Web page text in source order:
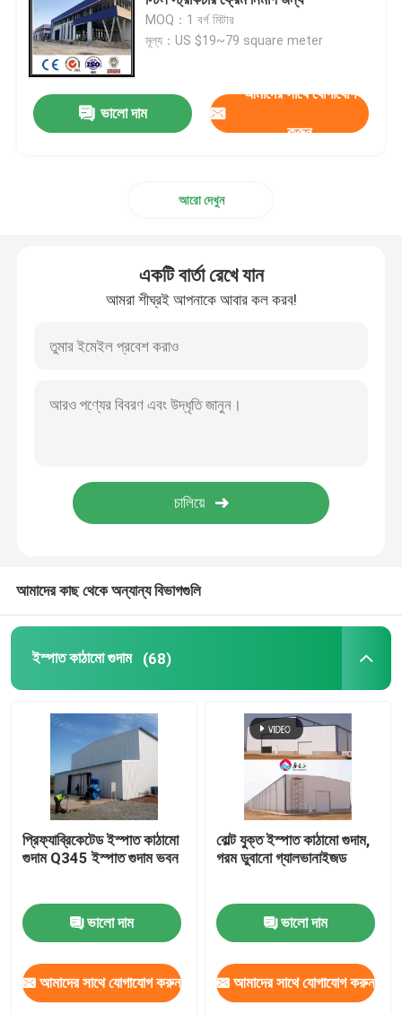
স্টিল স্ট্রাকচার ওয়ার্কশপ
ইস্পাত স্ট্রাকচার বিল্ডিং
ইস্পাত ফ্রেম অফিস বিল্ডিং
ইস্পাত কাঠামোগত উপাদান
MOQ：1 বর্গ মিটার
মূল্য：US $19~79 square meter
ভালো দাম
আমাদের সাথে যোগাযোগ
করুন
আরো দেখুন
একটি বার্তা রেখে যান
আমরা শীঘ্রই আপনাকে আবার কল করব!
আমাদের কাছ থেকে অন্যান্য বিভাগগুলি
ইস্পাত কাঠামো গুদাম (68)
প্রিফ্যাব্রিকেটেড ইস্পাত কাঠামো
গুদাম Q345 ইস্পাত গুদাম ভবন
ভালো দাম
আমাদের সাথে যোগাযোগ করুন
বোল্ট যুক্ত ইস্পাত কাঠামো গুদাম,
গরম ডুবানো গ্যালভানাইজড
ভালো দাম
আমাদের সাথে যোগাযোগ করুন